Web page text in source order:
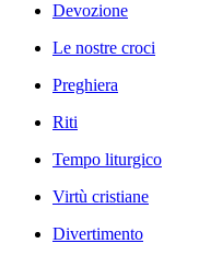
Devozione
Le nostre croci
Preghiera
Riti
Tempo liturgico
Virtù cristiane
Divertimento